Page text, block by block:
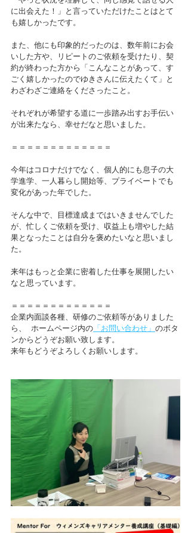
に出会えた！」と言っていただけたことはとて
も嬉しかったです。
また、他にも印象的だったのは、数年前にお会
いした方や、リピートのご依頼を受けたり、契
約が終わった方から「こんなことがあって、す
ごく嬉しかったのでゆきさんに伝えたくて」と
わざわざご連絡をくださったこと。
それぞれが希望する道に一歩踏み出すお手伝い
が出来たなら、幸せだなと思いました。
＝＝＝＝＝＝＝＝＝＝＝＝＝
今年はコロナだけでなく、個人的にも息子の大
学進学、一人暮らし開始等、プライベートでも
変化があった年でした。
そんな中で、目標達成まではいきませんでした
が、忙しくご依頼を受け、収益上も増やした結
果となったことは自分を褒めたいなと思いまし
た。
来年はもっと企業に密着した仕事を展開したい
なと思っています。
＝＝＝＝＝＝＝＝＝＝＝＝＝
企業内面談各種、研修のご依頼等がありました
ら、  ホームページ内の 「お問い合わせ」 のボタ
ンからどうぞお願い致します。
来年もどうぞよろしくお願いします。